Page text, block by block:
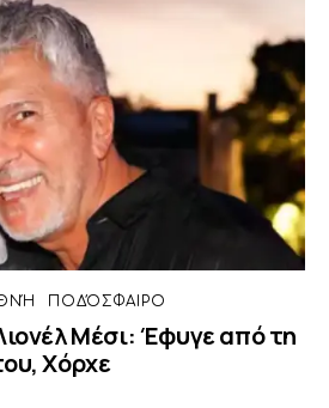
ΠΟΔΌΣΦΑΙΡΟ
Μέσι: Έφυγε από τη
Χόρχε